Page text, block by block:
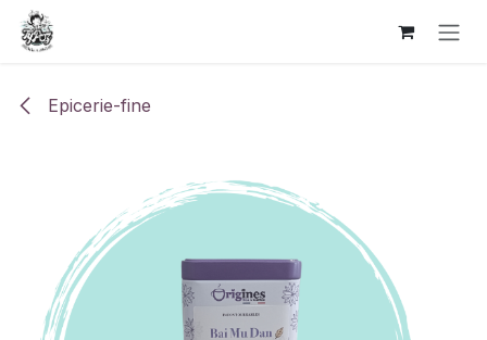
Se rendre au contenu
Epicerie-fine